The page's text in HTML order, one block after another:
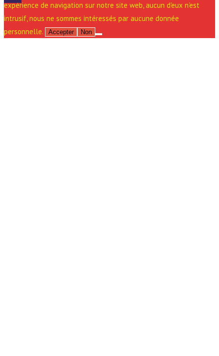
expérience de navigation sur notre site web, aucun d'eux n'est
intrusif, nous ne sommes intéressés par aucune donnée
personnelle.
Accepter Non